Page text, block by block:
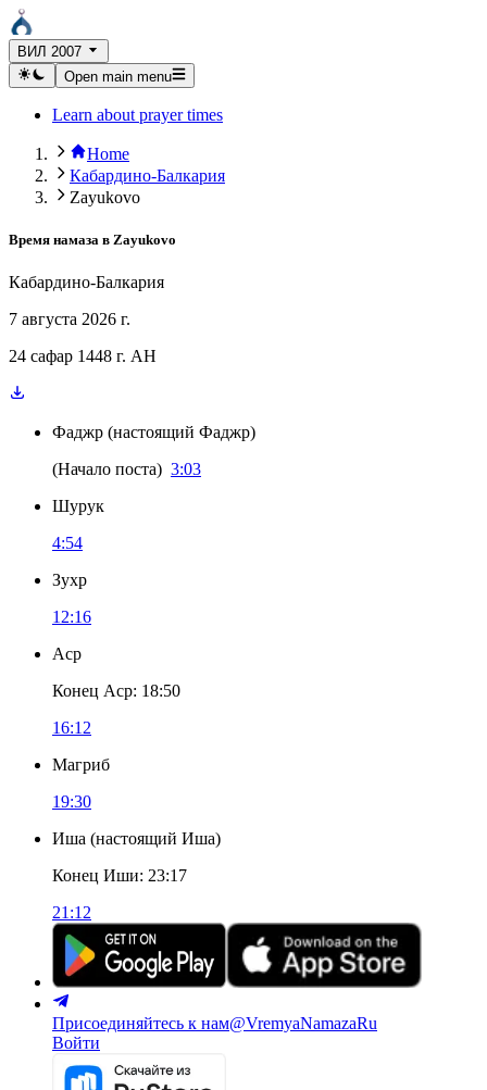
ВИЛ 2007
Open main menu
Learn about prayer times
Home
Кабардино-Балкария
Zayukovo
Время намаза в Zayukovo
Кабардино-Балкария
7 августа 2026 г.
24 сафар 1448 г. AH
Фаджр (настоящий Фаджр)
(Начало поста) 3:03
Шурук
4:54
Зухр
12:16
Аср
Конец Аср: 18:50
16:12
Магриб
19:30
Иша (настоящий Иша)
Конец Иши: 23:17
21:12
Присоединяйтесь к нам@VremyaNamazaRu
Войти